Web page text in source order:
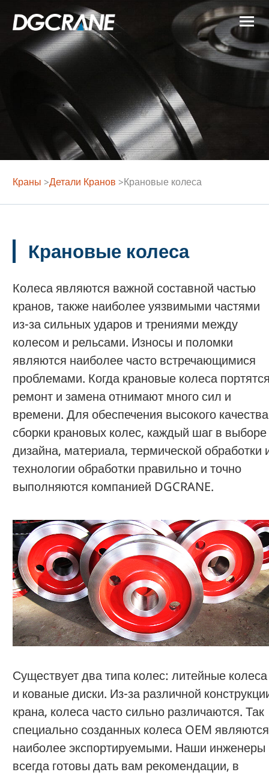
Краны >Детали Кранов >Крановые колеса
Крановые колеса
Колеса являются важной составной частью
кранов, также наиболее уязвимыми частями
из-за сильных ударов и трениями между
колесом и рельсами. Износы и поломки
являются наиболее часто встречающимися
проблемами. Когда крановые колеса
ремонт и замена отнимают много сил и
времени. Для обеспечения высокого качества
сборки крановых колес, каждый шаг в выборе
дизайна, материала, термической обработки
технологии обработки правильно и точно
выполняются компанией DGCRANE.
Существует два типа колес: литейные колеса
и кованые диски. Из-за различной
крана, колеса часто сильно различаются. Так
специально созданных колеса OEM являются
наиболее экспортируемыми. Наши инженеры
всегда готовы дать вам рекомендации, в